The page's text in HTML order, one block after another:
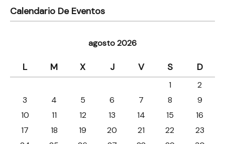
Calendario De Eventos
agosto 2026
L M X J V S D
1
2
3
4 5 6 7 8
9
10
11 12 13 14 15
16
17
18 19 20 21 22
23